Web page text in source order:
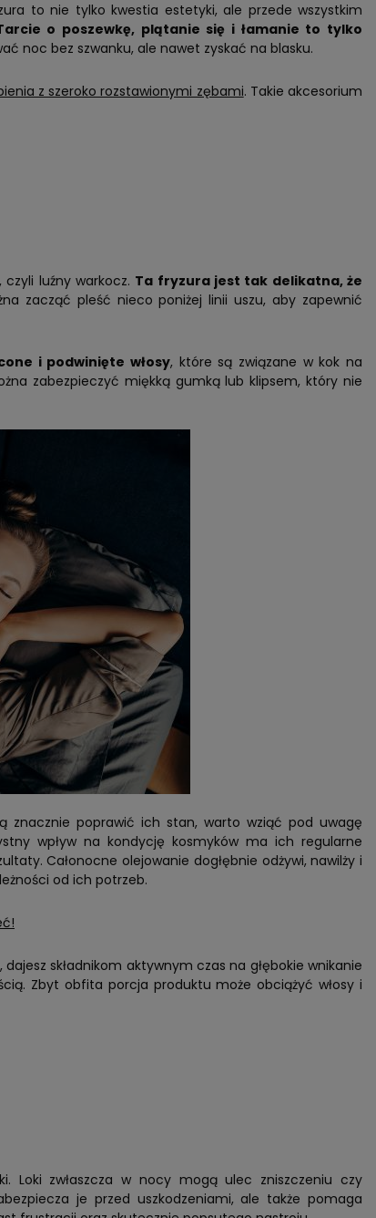
to nie tylko kwestia estetyki, ale przede wszystkim
o poszewkę, plątanie się i łamanie to tylko
noc bez szwanku, ale nawet zyskać na blasku.
z szeroko rozstawionymi zębami. Takie akcesorium
luźny warkocz. Ta fryzura jest tak delikatna, że
zacząć pleść nieco poniżej linii uszu, aby zapewnić
i podwinięte włosy, które są związane w kok na
zabezpieczyć miękką gumką lub klipsem, który nie
znacznie poprawić ich stan, warto wziąć pod uwagę
wpływ na kondycję kosmyków ma ich regularne
Całonocne olejowanie dogłębnie odżywi, nawilży i
od ich potrzeb.
składnikom aktywnym czas na głębokie wnikanie
Zbyt obfita porcja produktu może obciążyć włosy i
Loki zwłaszcza w nocy mogą ulec zniszczeniu czy
je przed uszkodzeniami, ale także pomaga